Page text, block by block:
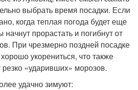
выбрать время посадки. Если
когда теплая погода будет еще
прорастать и погибнут от
При чрезмерно поздней посадке
укорениться, что также
резко «ударивших» морозов.
удачно зимуют: